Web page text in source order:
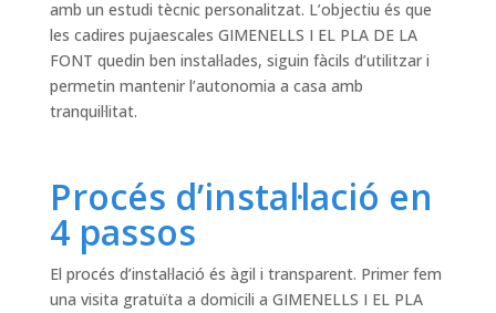
amb un estudi tècnic personalitzat. L’objectiu és que
les cadires pujaescales GIMENELLS I EL PLA DE LA
FONT quedin ben instal·lades, siguin fàcils d’utilitzar i
permetin mantenir l’autonomia a casa amb
tranquil·litat.
Procés d’instal·lació en
4 passos
El procés d’instal·lació és àgil i transparent. Primer fem
una visita gratuïta a domicili a GIMENELLS I EL PLA